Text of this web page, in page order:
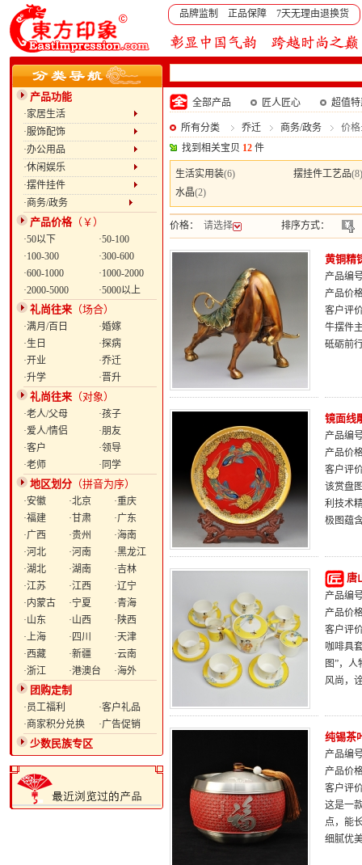
品牌监制 正品保障 7天无理由退换货
产品功能
·家居生活
·服饰配饰
·办公用品
·休闲娱乐
·摆件挂件
·商务/政务
产品价格（￥）
·50以下
·50-100
·100-300
·300-600
·600-1000
·1000-2000
·2000-5000
·5000以上
礼尚往来 （场合）
·满月/百日
·婚嫁
·生日
·探病
·开业
·乔迁
·升学
·晋升
礼尚往来 （对象）
·老人/父母
·孩子
·爱人/情侣
·朋友
·客户
·领导
·老师
·同学
地区划分 （拼音为序）
·安徽 ·北京
·重庆
·福建
·甘肃
·广东
·广西
·贵州
·海南
·河北
·河南
·黑龙江
·湖北
·湖南
·吉林
·江苏
·江西
·辽宁
·内蒙古
·宁夏
·青海
·山东
·山西
·陕西
·上海
·四川
·天津
·西藏
·新疆
·云南
·浙江
·港澳台 ·海外
团购定制
·员工福利
·客户礼品
·商家积分兑换
·广告促销
少数民族专区
全部产品 匠人匠心 超值
所有分类 乔迁 商务/政务
价格
找到相关宝贝 12 件
生活实用装(6) 摆挂件工艺品(8)
水晶(2)
价格： 请选择 排序方式：
黄铜精
产品编
产品价
客户评
牛摆件
砥砺前
镜面线
产品编
产品价
客户评
该赏盘
利技术
极图蕴
唐
产品编
产品价
客户评
咖啡具
图”，
风尚，
纯锡茶
产品编
产品价
客户评
这是一
点，能
细腻优